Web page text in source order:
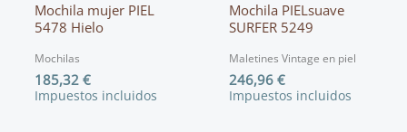
Mochila mujer PIEL
5478 Hielo
Mochilas
185,32 €
Impuestos incluidos
Mochila PIELsuave
SURFER 5249
Maletines Vintage en piel
246,96 €
Impuestos incluidos